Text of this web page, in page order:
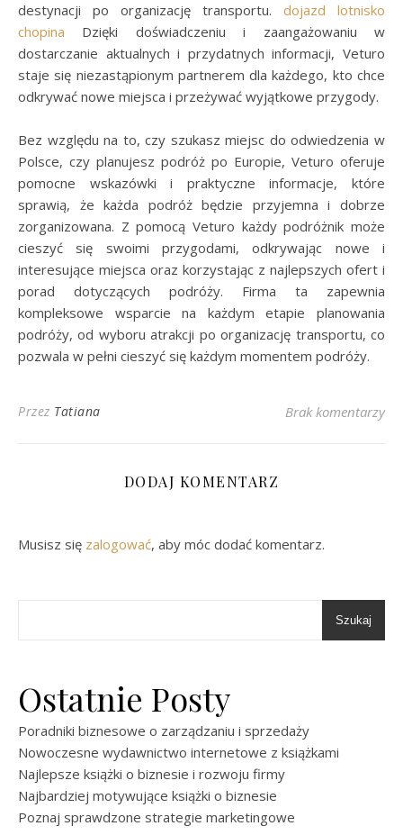
destynacji po organizację transportu. dojazd lotnisko
chopina Dzięki doświadczeniu i zaangażowaniu w
dostarczanie aktualnych i przydatnych informacji, Veturo
staje się niezastąpionym partnerem dla każdego, kto chce
odkrywać nowe miejsca i przeżywać wyjątkowe przygody.
Bez względu na to, czy szukasz miejsc do odwiedzenia w
Polsce, czy planujesz podróż po Europie, Veturo oferuje
pomocne wskazówki i praktyczne informacje, które
sprawią, że każda podróż będzie przyjemna i dobrze
zorganizowana. Z pomocą Veturo każdy podróżnik może
cieszyć się swoimi przygodami, odkrywając nowe i
interesujące miejsca oraz korzystając z najlepszych ofert i
porad dotyczących podróży. Firma ta zapewnia
kompleksowe wsparcie na każdym etapie planowania
podróży, od wyboru atrakcji po organizację transportu, co
pozwala w pełni cieszyć się każdym momentem podróży.
Przez Tatiana Brak komentarzy
DODAJ KOMENTARZ
Musisz się zalogować, aby móc dodać komentarz.
Szukaj
Ostatnie Posty
Poradniki biznesowe o zarządzaniu i sprzedaży
Nowoczesne wydawnictwo internetowe z książkami
Najlepsze książki o biznesie i rozwoju firmy
Najbardziej motywujące książki o biznesie
Poznaj sprawdzone strategie marketingowe